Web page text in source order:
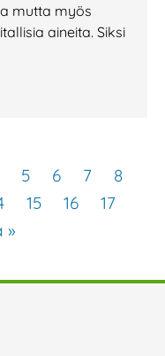
mutta myös
aineita. Siksi
5 6 7
8
15 16
17
»